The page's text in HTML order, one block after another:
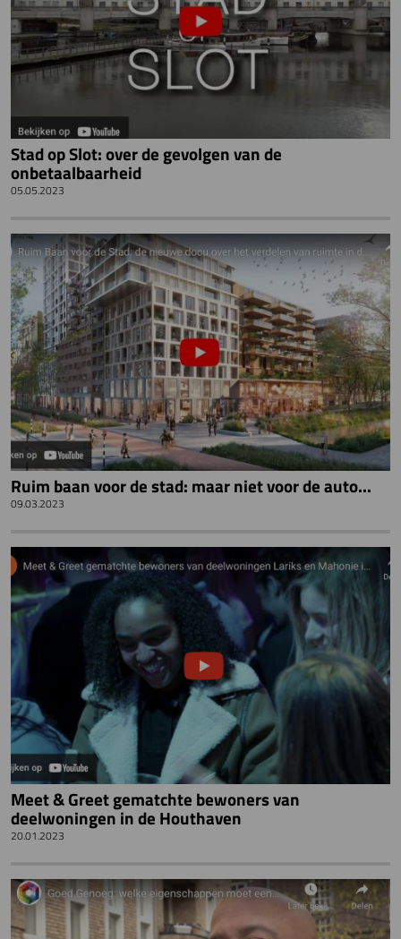
Stad op Slot: over de gevolgen van de
onbetaalbaarheid
05.05.2023
Ruim baan voor de stad: maar niet voor de auto...
09.03.2023
Meet & Greet gematchte bewoners van
deelwoningen in de Houthaven
20.01.2023